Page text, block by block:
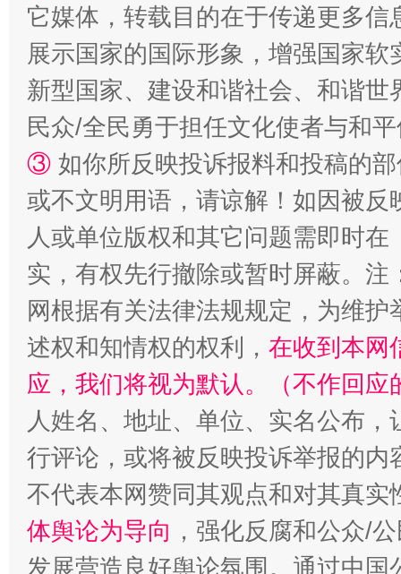
镜头丨大暑三秋近 山西：
如何以同查同治破解风腐交织难题 养老服
一颗心始终滚烫 还
它媒体，转载目的在于传递更多
展示国家的国际形象，增强国家
新型国家、建设和谐社会、和谐
民众/全民勇于担任文化使者与和
③ 如你所反映投诉报料和投稿的
或不文明用语，请谅解！如因被
人或单位版权和其它问题需即时在
实，有权先行撤除或暂时屏蔽。
网根据有关法律法规规定，为维
述权和知情权的权利， 在收到本网
应，我们将视为默认。（不作回应
人姓名、地址、单位、实名公布
行评论，或将被反映投诉举报的
不代表本网赞同其观点和对其真实
体舆论为导向 ，强化反腐和公众/
发展营造良好舆论氛围。通过中